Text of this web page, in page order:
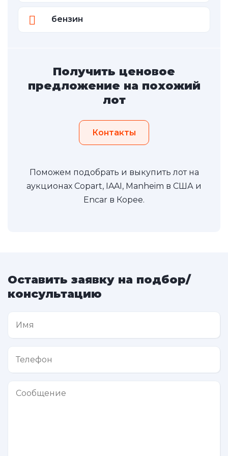
бензин
Получить ценовое
предложение на похожий
лот
Контакты
Поможем подобрать и выкупить лот на
аукционах Copart, IAAI, Manheim в США и
Encar в Корее.
Оставить заявку на подбор/
консультацию